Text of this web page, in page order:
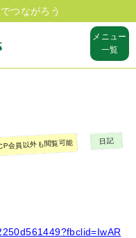
つながろう
メニュー
一覧
会員以外も閲覧可能 日記